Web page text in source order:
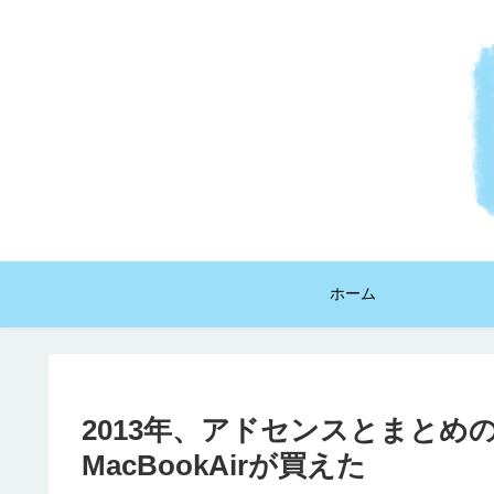
ホーム
2013年、アドセンスとまとめ
MacBookAirが買えた